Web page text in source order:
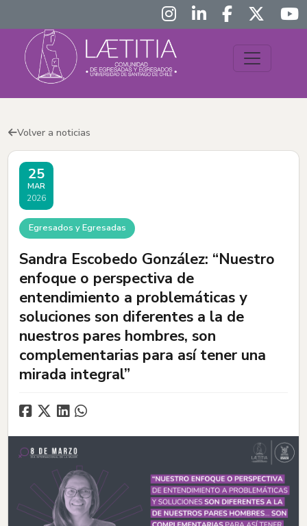
Volver a noticias
25
MAR
2026
Egresados y Egresadas
Sandra Escobedo González: “Nuestro
enfoque o perspectiva de
entendimiento a problemáticas y
soluciones son diferentes a la de
nuestros pares hombres, son
complementarias para así tener una
mirada integral”